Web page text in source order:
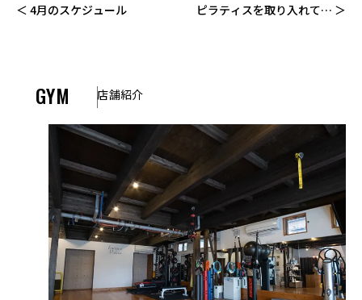
4月のスケジュール
ピラティスを取り入れて正
GYM 店舗紹介